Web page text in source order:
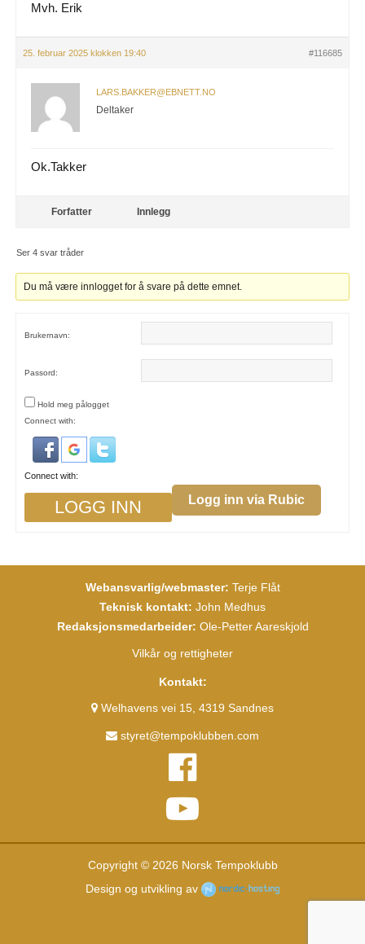
Mvh. Erik
25. februar 2025 klokken 19:40 #116685
LARS.BAKKER@EBNETT.NO
Deltaker
Ok.Takker
Forfatter Innlegg
Ser 4 svar tråder
Du må være innlogget for å svare på dette emnet.
Brukernavn:
Passord:
Hold meg pålogget
Connect with:
Connect with:
Logg inn via Rubic
LOGG INN
Webansvarlig/webmaster: Terje Flåt
Teknisk kontakt: John Medhus
Redaksjonsmedarbeider: Ole-Petter Aareskjold
Vilkår og rettigheter
Kontakt:
Welhavens vei 15, 4319 Sandnes
styret@tempoklubben.com
Copyright © 2026 Norsk Tempoklubb
Design og utvikling av